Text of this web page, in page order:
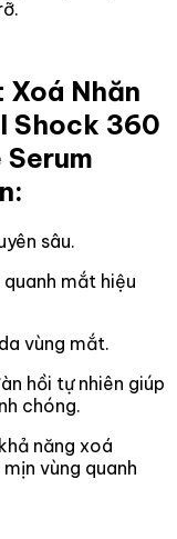
Xoá Nhăn
Shock 360
sâu.
mắt hiệu
vùng mắt.
hồi tự nhiên giúp
chóng.
năng xoá
vùng quanh